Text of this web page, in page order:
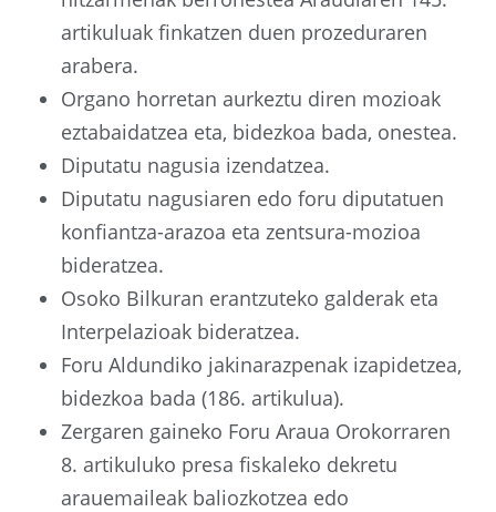
artikuluak finkatzen duen prozeduraren
arabera.
Organo horretan aurkeztu diren mozioak
eztabaidatzea eta, bidezkoa bada, onestea.
Diputatu nagusia izendatzea.
Diputatu nagusiaren edo foru diputatuen
konfiantza-arazoa eta zentsura-mozioa
bideratzea.
Osoko Bilkuran erantzuteko galderak eta
Interpelazioak bideratzea.
Foru Aldundiko jakinarazpenak izapidetzea,
bidezkoa bada (186. artikulua).
Zergaren gaineko Foru Araua Orokorraren
8. artikuluko presa fiskaleko dekretu
arauemaileak baliozkotzea edo